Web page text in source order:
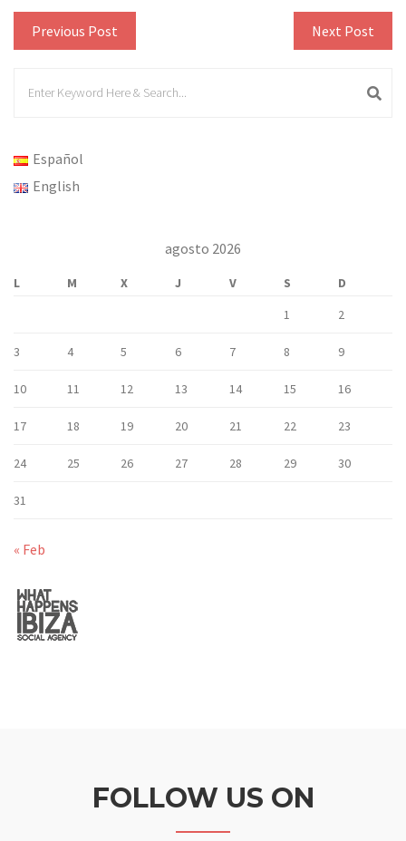
Previous Post Next Post
Español
English
agosto 2026
L M X J V S
D
1
2
3 4 5 6 7 8 9
10 11 12 13 14 15 16
17 18 19 20 21 22 23
24 25 26 27 28 29 30
31
« Feb
FOLLOW US ON